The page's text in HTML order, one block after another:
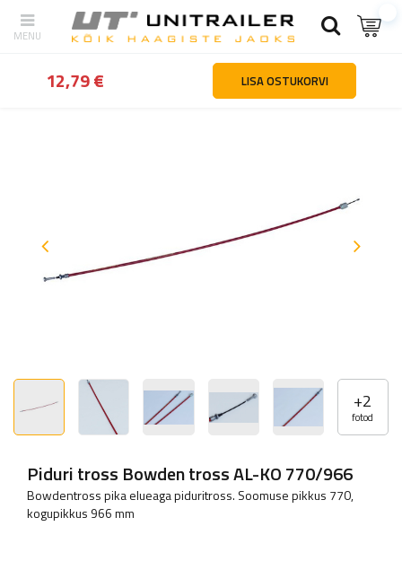
tagasi Kodu Haagiste osad ja tarvikud Teljed ja vedrustuse
+2
fotod
Piduri tross Bowden tross AL-KO 770/966
Bowdentross pika elueaga piduritross. Soomuse pikkus 770,
kogupikkus 966 mm
12,79 € LISA OSTUKORVI